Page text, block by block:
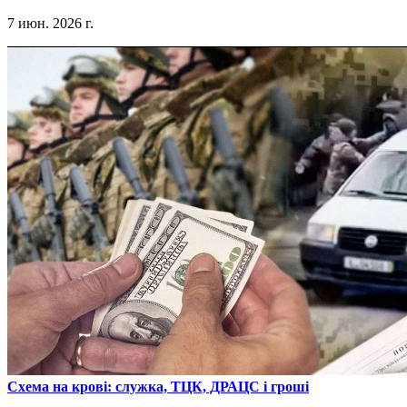
7 июн. 2026 г.
​Схема на крові: служка, ТЦК, ДРАЦС і гроші